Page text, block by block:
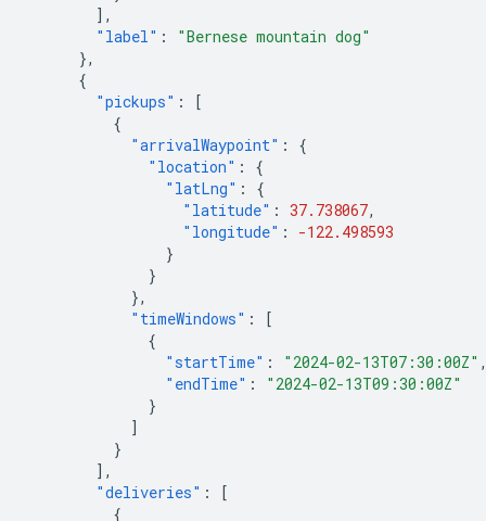
],
"label" :
"Bernese mountain dog"
},
{
"pickups" :
[
{
"arrivalWaypoint" :
{
"location" :
{
"latLng" :
{
"latitude" : 37.738067,
"longitude" :
-122.498593
}
}
},
"timeWindows" :
[
{
"startTime" : "2024-02-13T07:30:00Z"
"endTime" :
"2024-02-13T09:30:00Z"
}
]
}
],
"deliveries" :
[
{